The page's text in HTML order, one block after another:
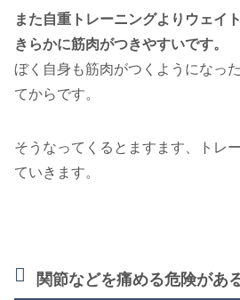
また自重トレーニングよりウェイ
きらかに筋肉がつきやすいです。
ぼく自身も筋肉がつくようになっ
てからです。
そうなってくるとますます、トレ
ていきます。
関節などを痛める危険があ